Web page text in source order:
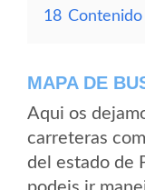
18 Contenido
MAPA DE
Aqui os
carreteras
del estado de